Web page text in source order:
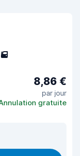
5
8,86 €
par jour
gratuite